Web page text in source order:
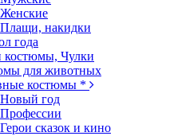
Женские
Плащи, накидки
года
костюмы, Чулки
для животных
костюмы *
Новый год
Профессии
Герои сказок и кино